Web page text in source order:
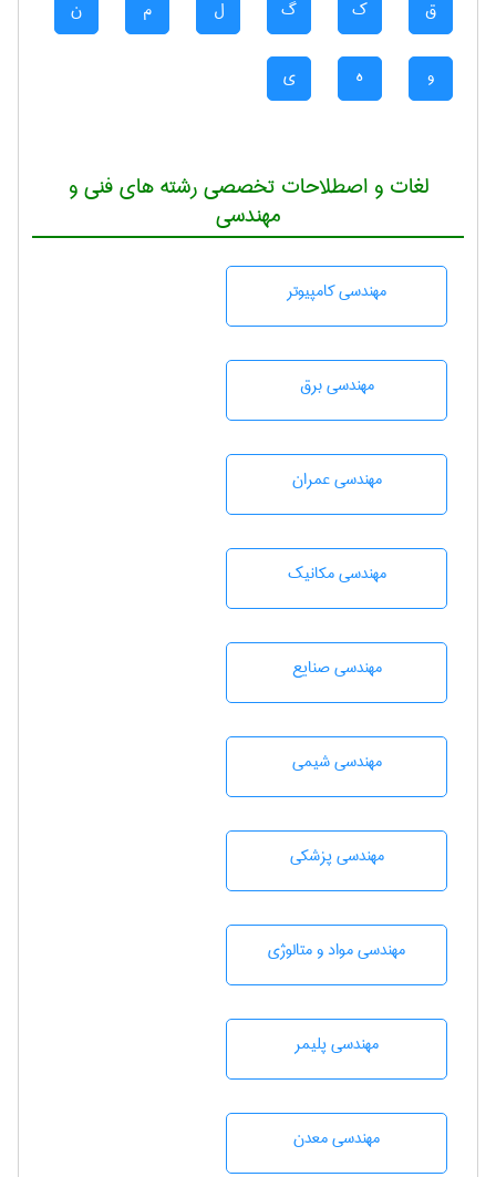
ق ک گ ل م ن
و ه ی
لغات و اصطلاحات تخصصی رشته های فنی و
مهندسی
مهندسی كامپيوتر
مهندسی برق
مهندسی عمران
مهندسی مکانیک
مهندسی صنايع
مهندسي شيمی
مهندسی پزشکی
مهندسی مواد و متالوژی
مهندسی پليمر
مهندسی معدن